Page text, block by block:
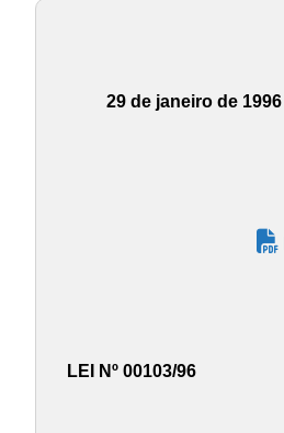
29 de janeiro de 1996
LEI Nº 00103/96